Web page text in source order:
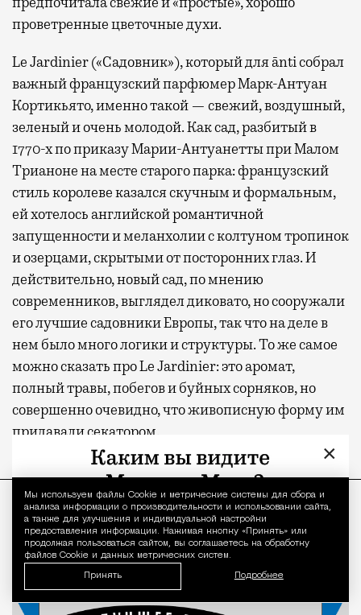
Уведомление
Мы используем файлы Сookie и метрические системы для сбора и
анализа информации о производительности и использовании сайта,
а также для улучшения и индивидуальной настройки
предоставления информации. Нажимая кнопку «Принять» или
продолжая пользоваться сайтом, вы соглашаетесь на обработку
файлов Cookie и данных метрических систем.
Принять Подробнее
проветренные цветочные духи.
Le Jardinier («Садовник»), который для ānti собрал
важный французский парфюмер Марк-Антуан
Кортикьято, именно такой — свежий, воздушный,
зеленый и очень молодой. Как сад, разбитый в
1770-х по приказу Марии-Антуанетты при Малом
Трианоне на месте старого парка: французский
стиль королеве казался скучным и формальным,
ей хотелось английской романтичной
запущенности и меланхолии с колтуном тропинок
и озерцами, скрытыми от посторонних глаз. И
действительно, новый сад, по мнению
современников, выглядел диковато, но сооружали
его лучшие садовники Европы, так что на деле в
нем было много логики и структуры. То же самое
можно сказать про Le Jardinier: это аромат,
полный травы, побегов и буйных сорняков, но
совершенно очевидно, что живописную форму им
придавали секатором.
ПРОДОЛЖЕНИЕ НИЖЕ
×